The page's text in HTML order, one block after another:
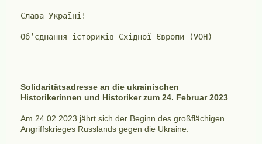
Слава Україні!
Solidaritätsadresse an die ukrainischen
Historikerinnen und Historiker zum 24. Februar 2023
Am 24.02.2023 jährt sich der Beginn des großflächigen
Angriffskrieges Russlands gegen die Ukraine.